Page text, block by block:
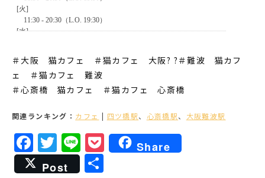
＃大阪 猫カフェ ＃猫カフェ 大阪? ?＃難波 猫カフ
ェ ＃猫カフェ 難波
＃心斎橋 猫カフェ ＃猫カフェ 心斎橋
関連ランキング： カフェ | 四ツ橋駅、 心斎橋駅、 大阪難波駅
Facebook
Twitter
LinePocket
Share
Post
共